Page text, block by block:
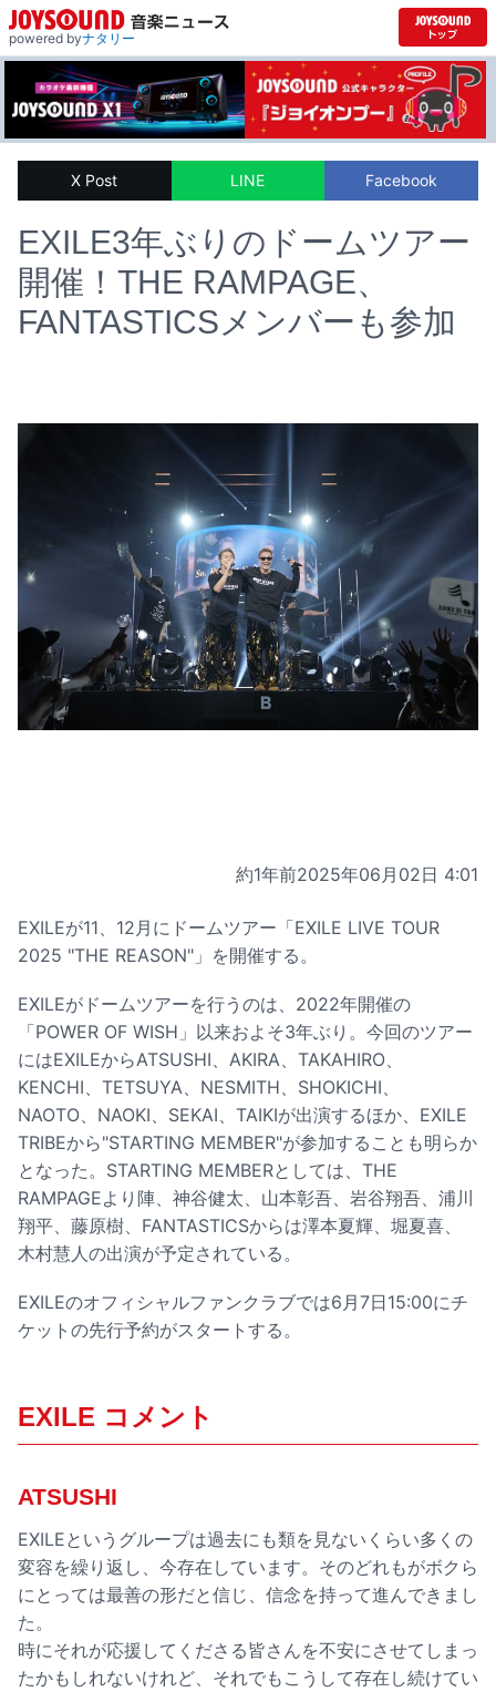
powered byナタリー
X Post LINE Facebook
EXILE3年ぶりのドームツアー
開催！THE RAMPAGE、
FANTASTICSメンバーも参加
約1年前2025年06月02日 4:01
EXILEが11、12月にドームツアー「EXILE LIVE TOUR
2025 "THE REASON"」を開催する。
EXILEがドームツアーを行うのは、2022年開催の
「POWER OF WISH」以来およそ3年ぶり。今回のツアー
にはEXILEからATSUSHI、AKIRA、TAKAHIRO、
KENCHI、TETSUYA、NESMITH、SHOKICHI、
NAOTO、NAOKI、SEKAI、TAIKIが出演するほか、EXILE
TRIBEから"STARTING MEMBER"が参加することも明らか
となった。STARTING MEMBERとしては、THE
RAMPAGEより陣、神谷健太、山本彰吾、岩谷翔吾、浦川
翔平、藤原樹、FANTASTICSからは澤本夏輝、堀夏喜、
木村慧人の出演が予定されている。
EXILEのオフィシャルファンクラブでは6月7日15:00にチ
ケットの先行予約がスタートする。
EXILE コメント
ATSUSHI
EXILEというグループは過去にも類を見ないくらい多くの
変容を繰り返し、今存在しています。そのどれもがボクら
にとっては最善の形だと信じ、信念を持って進んできまし
た。
時にそれが応援してくださる皆さんを不安にさせてしまっ
たかもしれないけれど、それでもこうして存在し続けてい